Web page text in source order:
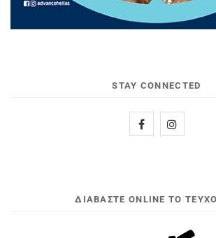
STAY CONNECTED
ΔΙΑΒΆΣΤΕ ONLINE ΤΟ